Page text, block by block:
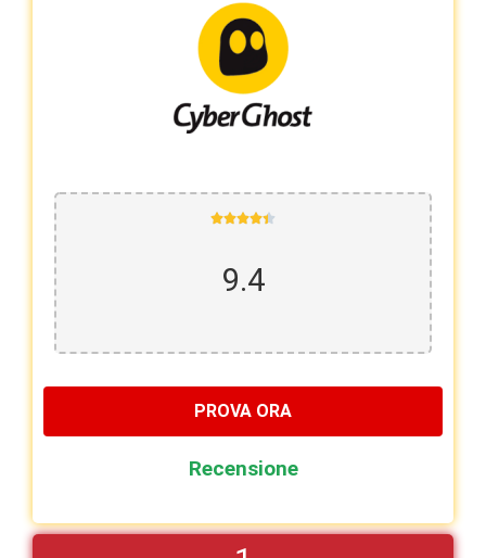

9.4
PROVA ORA
Recensione